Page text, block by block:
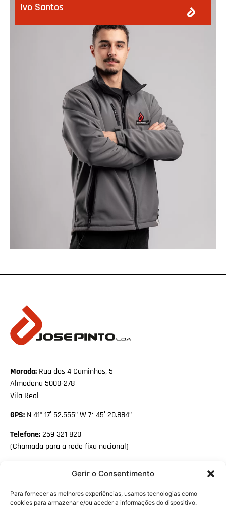
Gerir o Consentimento
Para fornecer as melhores experiências, usamos tecnologias como
cookies para armazenar e/ou aceder a informações do dispositivo.
Ivo Santos
Morada: Rua dos 4 Caminhos, 5
Almodena 5000-278
Vila Real
GPS: N 41° 17′ 52.555” W 7° 45′ 20.884”
Telefone:259 321 820
(Chamada para a rede fixa nacional)
Linkedin